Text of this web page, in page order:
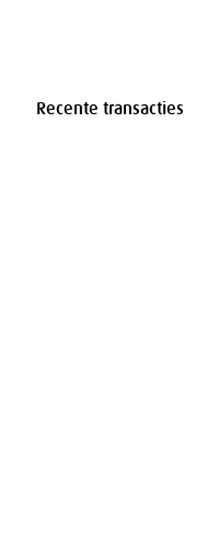
Recente transacties